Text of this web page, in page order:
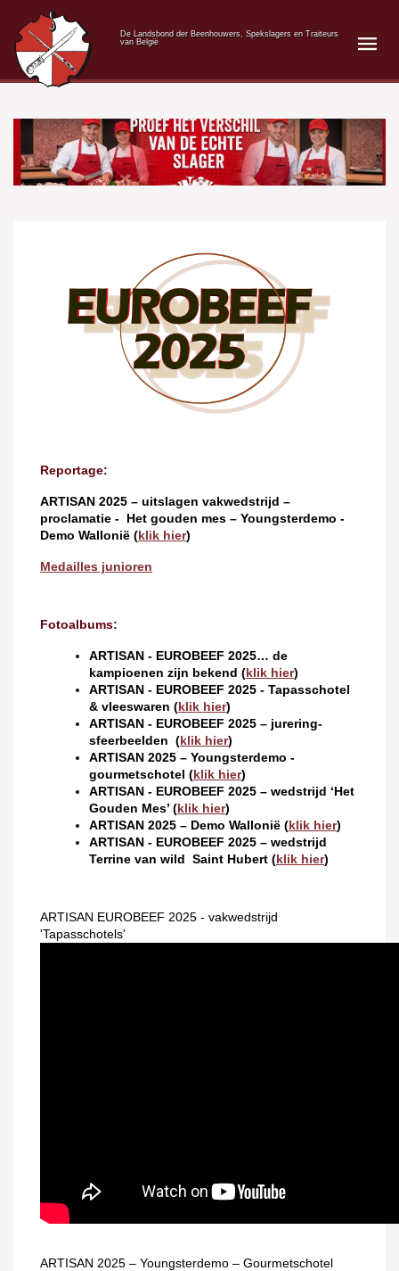
De Landsbond der Beenhouwers, Spekslagers en Traiteurs
van België
Reportage:
ARTISAN 2025 – uitslagen vakwedstrijd –
proclamatie - Het gouden mes – Youngsterdemo -
Demo Wallonië (klik hier)
Medailles junioren
Fotoalbums:
ARTISAN - EUROBEEF 2025… de
kampioenen zijn bekend (klik hier)
ARTISAN - EUROBEEF 2025 - Tapasschotel
& vleeswaren (klik hier)
ARTISAN - EUROBEEF 2025 – jurering-
sfeerbeelden (klik hier)
ARTISAN 2025 – Youngsterdemo -
gourmetschotel (klik hier)
ARTISAN - EUROBEEF 2025 – wedstrijd ‘Het
Gouden Mes’ (klik hier)
ARTISAN 2025 – Demo Wallonië (klik hier)
ARTISAN - EUROBEEF 2025 – wedstrijd
Terrine van wild Saint Hubert (klik hier)
ARTISAN EUROBEEF 2025 - vakwedstrijd
'Tapasschotels'
ARTISAN 2025 – Youngsterdemo – Gourmetschotel